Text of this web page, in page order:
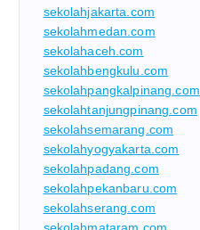
sekolahjakarta.com
sekolahmedan.com
sekolahaceh.com
sekolahbengkulu.com
sekolahpangkalpinang.com
sekolahtanjungpinang.com
sekolahsemarang.com
sekolahyogyakarta.com
sekolahpadang.com
sekolahpekanbaru.com
sekolahserang.com